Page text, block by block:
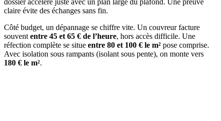
dossier accéléré juste avec un plan large du plafond. Une preuve
claire évite des échanges sans fin.
Côté budget, un dépannage se chiffre vite. Un couvreur facture
souvent entre 45 et 65 € de l’heure, hors accès difficile. Une
réfection complète se situe entre 80 et 100 € le m² pose comprise.
Avec isolation sous rampants (isolant sous pente), on monte vers
180 € le m².